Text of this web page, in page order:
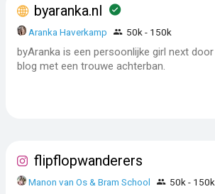
byaranka.nl
Aranka Haverkamp 50k - 150k
byAranka is een persoonlijke girl next door
blog met een trouwe achterban.
flipflopwanderers
Manon van Os & Bram School 50k - 150k